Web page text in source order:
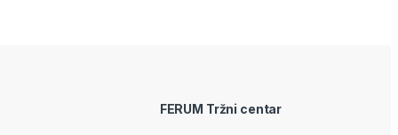
FERUM Tržni centar